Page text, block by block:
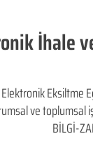
İhale
ve toplumsal
BİLGİ-